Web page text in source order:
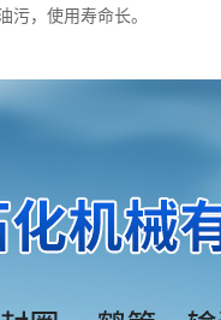
污，使用寿命长。